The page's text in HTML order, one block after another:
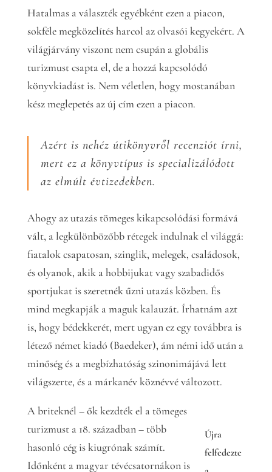
Hatalmas a választék egyébként ezen a piacon,
sokféle megközelítés harcol az olvasói kegyekért. A
világjárvány viszont nem csupán a globális
turizmust csapta el, de a hozzá kapcsolódó
könyvkiadást is. Nem véletlen, hogy mostanában
kész meglepetés az új cím ezen a piacon.
Azért is nehéz útikönyvről recenziót írni,
mert ez a könyvtípus is specializálódott
az elmúlt évtizedekben.
Ahogy az utazás tömeges kikapcsolódási formává
vált, a legkülönbözőbb rétegek indulnak el világgá:
fiatalok csapatosan, szinglik, melegek, családosok,
és olyanok, akik a hobbijukat vagy szabadidős
sportjukat is szeretnék űzni utazás közben. És
mind megkapják a maguk kalauzát. Írhatnám azt
is, hogy bédekkerét, mert ugyan ez egy továbbra is
létező német kiadó (Baedeker), ám némi idő után a
minőség és a megbízhatóság szinonimájává lett
világszerte, és a márkanév köznévvé változott.
Újra
felfedezte
A briteknél – ők kezdték el a tömeges
turizmust a 18. században – több
hasonló cég is kiugrónak számít.
Időnként a magyar tévécsatornákon is